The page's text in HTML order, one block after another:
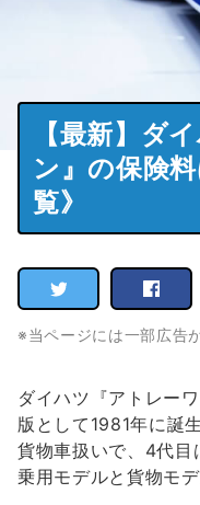
【最新】ダ
ン』の保険
覧》
※当ページには一部広告
ダイハツ『アトレー
版として1981年に誕
貨物車扱いで、4代目
乗用モデルと貨物モ